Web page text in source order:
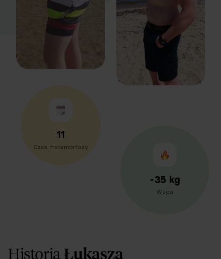
-35 kg
Waga
11
Czas metamorfozy
HistoriaŁukasza